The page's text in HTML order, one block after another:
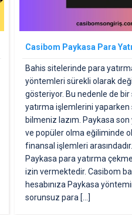
Casibom Paykasa Para
Bahis sitelerinde para
yöntemleri sürekli olarak
gösteriyor. Bu nedenle de
yatırma işlemlerini yaparken
bilmeniz lazım. Paykasa son
ve popüler olma eğiliminde
finansal işlemleri
Paykasa para yatırma
izin vermektedir. Casibom
hesabınıza Paykasa
sorunsuz para […]